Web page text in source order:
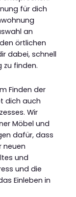
für dich
an
örtlichen
dabei, schnell
zu finden.
Finden der
dich auch
Wir
Möbel und
dafür, dass
neuen
und
und die
Einleben in